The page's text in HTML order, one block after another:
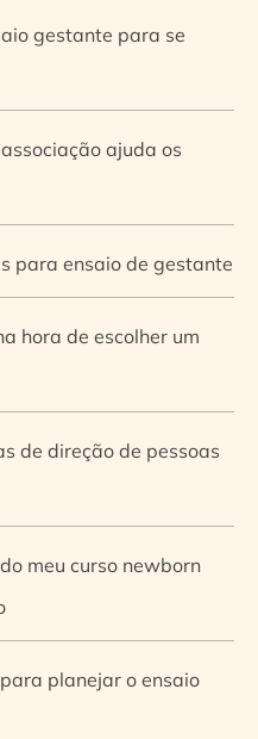
gestante para se
ajuda os
para ensaio de gestante
hora de escolher um
de direção de pessoas
meu curso newborn
planejar o ensaio